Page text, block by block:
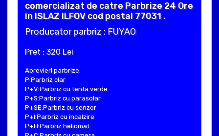
comercializat de catre Parbrize 24 Ore
in ISLAZ ILFOV cod postal 77031 .
Producator parbriz : FUYAO
Pret : 320 Lei
Abrevieri parbrize:
P:Parbriz clar
P+V:Parbriz cu tenta verde
P+S:Parbriz cu parasolar
P+SE:Parbriz cu senzor
P+I:Parbriz cu incalzire
P+H:Parbriz heliomat